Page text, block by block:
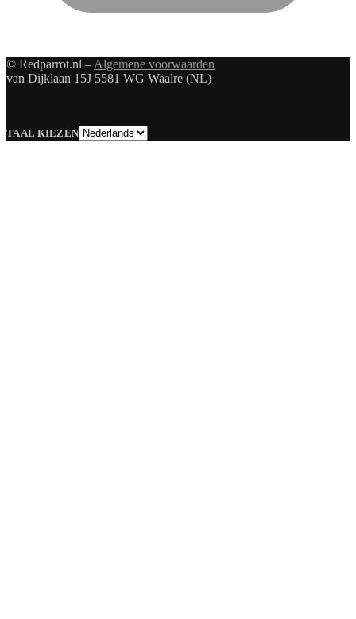
© Redparrot.nl – Algemene voorwaarden
van Dijklaan 15J 5581 WG Waalre (NL)
TAAL KIEZENTaal